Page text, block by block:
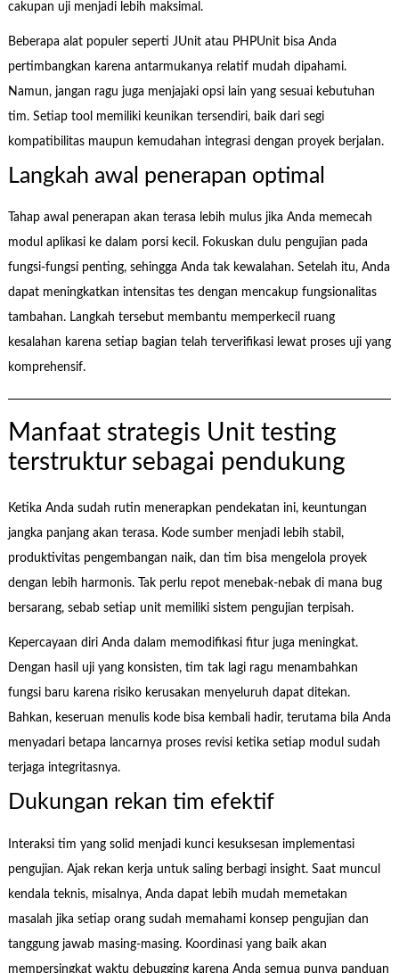
cakupan uji menjadi lebih maksimal.
Beberapa alat populer seperti JUnit atau PHPUnit bisa Anda
pertimbangkan karena antarmukanya relatif mudah dipahami.
Namun, jangan ragu juga menjajaki opsi lain yang sesuai kebutuhan
tim. Setiap tool memiliki keunikan tersendiri, baik dari segi
kompatibilitas maupun kemudahan integrasi dengan proyek berjalan.
Langkah awal penerapan optimal
Tahap awal penerapan akan terasa lebih mulus jika Anda memecah
modul aplikasi ke dalam porsi kecil. Fokuskan dulu pengujian pada
fungsi-fungsi penting, sehingga Anda tak kewalahan. Setelah itu, Anda
dapat meningkatkan intensitas tes dengan mencakup fungsionalitas
tambahan. Langkah tersebut membantu memperkecil ruang
kesalahan karena setiap bagian telah terverifikasi lewat proses uji yang
komprehensif.
Manfaat strategis Unit testing
terstruktur sebagai pendukung
Ketika Anda sudah rutin menerapkan pendekatan ini, keuntungan
jangka panjang akan terasa. Kode sumber menjadi lebih stabil,
produktivitas pengembangan naik, dan tim bisa mengelola proyek
dengan lebih harmonis. Tak perlu repot menebak-nebak di mana bug
bersarang, sebab setiap unit memiliki sistem pengujian terpisah.
Kepercayaan diri Anda dalam memodifikasi fitur juga meningkat.
Dengan hasil uji yang konsisten, tim tak lagi ragu menambahkan
fungsi baru karena risiko kerusakan menyeluruh dapat ditekan.
Bahkan, keseruan menulis kode bisa kembali hadir, terutama bila Anda
menyadari betapa lancarnya proses revisi ketika setiap modul sudah
terjaga integritasnya.
Dukungan rekan tim efektif
Interaksi tim yang solid menjadi kunci kesuksesan implementasi
pengujian. Ajak rekan kerja untuk saling berbagi insight. Saat muncul
kendala teknis, misalnya, Anda dapat lebih mudah memetakan
masalah jika setiap orang sudah memahami konsep pengujian dan
tanggung jawab masing-masing. Koordinasi yang baik akan
mempersingkat waktu debugging karena Anda semua punya panduan